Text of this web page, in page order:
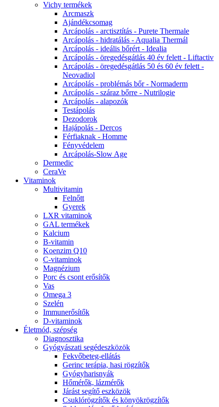
Vichy termékek
Arcmaszk
Ajándékcsomag
Arcápolás - arctisztítás - Purete Thermale
Arcápolás - hidratálás - Aqualia Thermál
Arcápolás - ideális bőrért - Idealia
Arcápolás - öregedésgátlás 40 év felett - Liftactiv
Arcápolás - öregedésgátlás 50 és 60 év felett -
Neovadiol
Arcápolás - problémás bőr - Normaderm
Arcápolás - száraz bőrre - Nutrilogie
Arcápolás - alapozók
Testápolás
Dezodorok
Hajápolás - Dercos
Férfiaknak - Homme
Fényvédelem
Arcápolás-Slow Age
Dermedic
CeraVe
Vitaminok
Multivitamin
Felnőtt
Gyerek
LXR vitaminok
GAL termékek
Kalcium
B-vitamin
Koenzim Q10
C-vitaminok
Magnézium
Porc és csont erősítők
Vas
Omega 3
Szelén
Immunerősítők
D-vitaminok
Életmód, szépség
Diagnosztika
Gyógyászati segédeszközök
Fekvőbeteg-ellátás
Gerinc terápia, hasi rögzítők
Gyógyharisnyák
Hőmérők, lázmérők
Járást segítő eszközök
Csuklórögzítők és könyökrögzítők